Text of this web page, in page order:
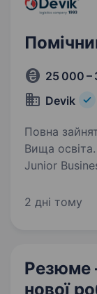
25 000 –
Devik
Повна
Вища освіта. Помічник бізнес-аналітика /
Junior
компанія з
2 дні тому
Резюме
нової